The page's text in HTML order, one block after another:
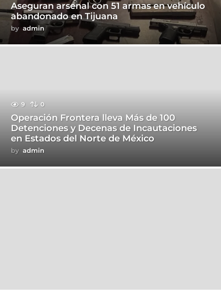
Aseguran arsenal con 51 armas en vehículo
abandonado en Tijuana
by admin
9 0
Operación Frontera lleva Más de 100
Detenciones y Decenas de Incautaciones
en Estados del Norte de México
by admin